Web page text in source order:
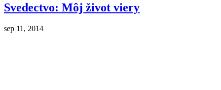
Svedectvo: Môj život viery
sep 11, 2014